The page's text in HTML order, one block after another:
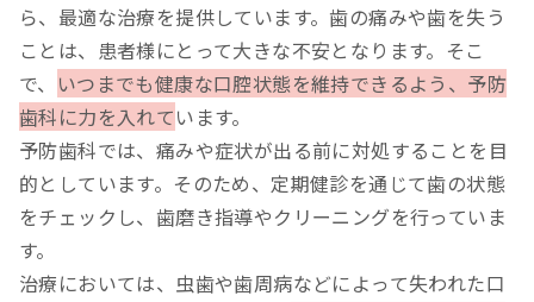
ら、最適な治療を提供しています。歯の痛みや歯を失う
ことは、患者様にとって大きな不安となります。そこ
で、 いつまでも健康な口腔状態を維持できるよう、予防
歯科に力を入れています。
予防歯科では、痛みや症状が出る前に対処することを目
的としています。そのため、定期健診を通じて歯の状態
をチェックし、歯磨き指導やクリーニングを行っていま
す。
治療においては、虫歯や歯周病などによって失われた口